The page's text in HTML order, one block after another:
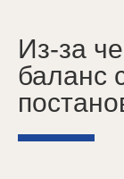
Из-за
баланс